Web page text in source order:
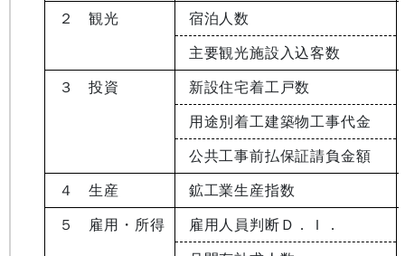
２ 観光 宿泊人数
主要観光施設入込客数
３ 投資 新設住宅着工戸数
用途別着工建築物工事代金
公共工事前払保証請負金額
４ 生産 鉱工業生産指数
５ 雇用・所得 雇用人員判断Ｄ．Ｉ．